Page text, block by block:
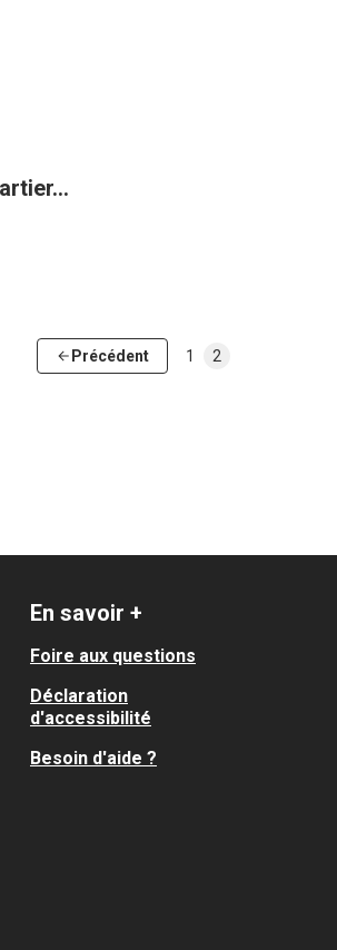
Précédent 1 2
En savoir +
Foire aux questions
Déclaration
d'accessibilité
Besoin d'aide ?